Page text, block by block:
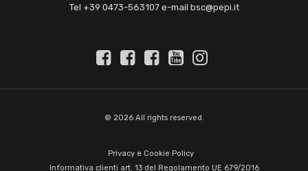
Tel +39 0473-563107 e-mail bsc@pepi.it
© 2026 All rights reserved.
Privacy e Cookie Policy
Informativa clienti art. 13 del Regolamento UE 679/2016